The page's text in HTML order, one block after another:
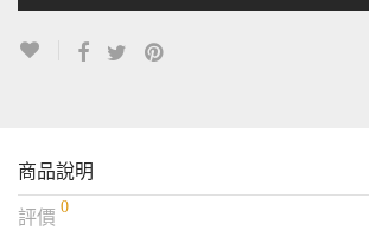
商品說明
評價
0